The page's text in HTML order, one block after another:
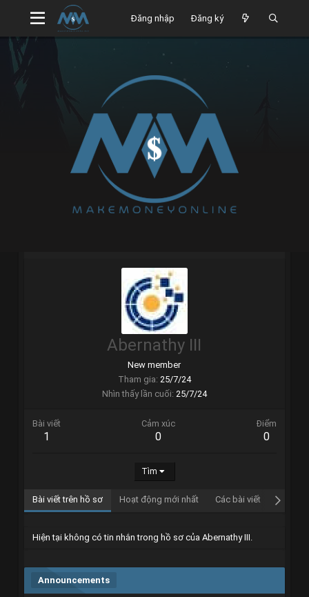
Đăng nhập Đăng ký
Abernathy III
New member
Tham gia 25/7/24
Nhìn thấy lần cuối 25/7/24
Bài viết
1
Cảm xúc
0
Điểm
0
Tìm
Bài viết trên hồ sơ Hoạt động mới nhất Các bài viết Giới
Hiện tại không có tin nhắn trong hồ sơ của Abernathy III.
Announcements